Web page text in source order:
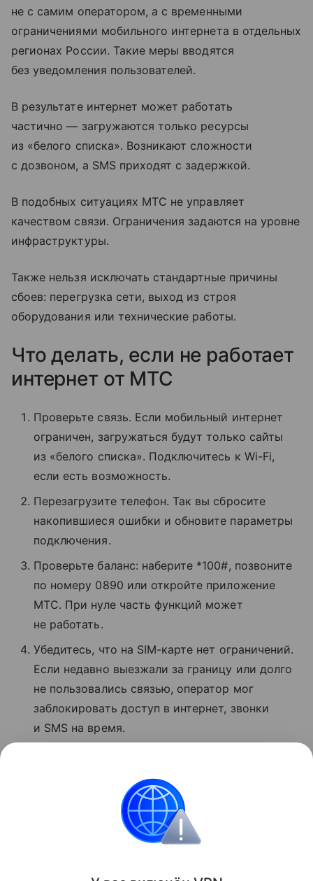
не с самим оператором, а с временными
ограничениями мобильного интернета в отдельных
регионах России. Такие меры вводятся
без уведомления пользователей.
В результате интернет может работать
частично — загружаются только ресурсы
из «белого списка». Возникают сложности
с дозвоном, а SMS приходят с задержкой.
В подобных ситуациях МТС не управляет
качеством связи. Ограничения задаются на уровне
инфраструктуры.
Также нельзя исключать стандартные причины
сбоев: перегрузка сети, выход из строя
оборудования или технические работы.
Что делать, если не работает
интернет от МТС
Проверьте связь. Если мобильный интернет
ограничен, загружаться будут только сайты
из «белого списка». Подключитесь к Wi-Fi,
если есть возможность.
Перезагрузите телефон. Так вы сбросите
накопившиеся ошибки и обновите параметры
подключения.
Проверьте баланс: наберите *100#, позвоните
по номеру 0890 или откройте приложение
МТС. При нуле часть функций может
не работать.
Убедитесь, что на SIM-карте нет ограничений.
Если недавно выезжали за границу или долго
не пользовались связью, оператор мог
заблокировать доступ в интернет, звонки
и SMS на время.
и сообщите о проблеме.
Поделиться